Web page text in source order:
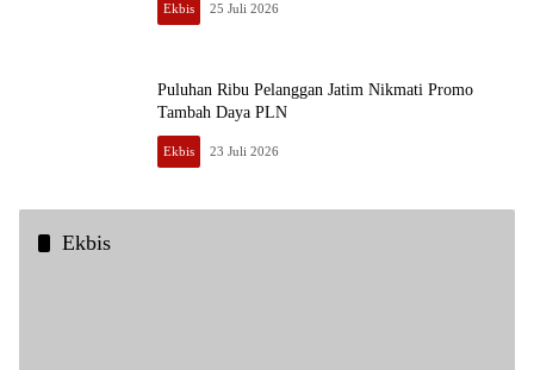
Ekbis 25 Juli 2026
Puluhan Ribu Pelanggan Jatim Nikmati Promo
Tambah Daya PLN
Ekbis 23 Juli 2026
Ekbis